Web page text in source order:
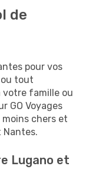
de
pour vos
tout
votre famille ou
GO Voyages
chers et
Nantes.
Lugano et